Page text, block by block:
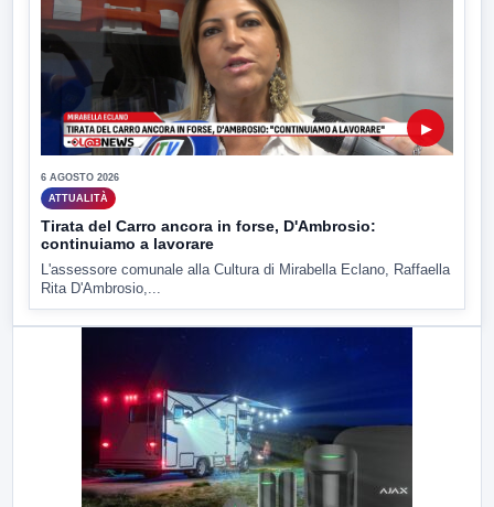
▶
6 AGOSTO 2026
ATTUALITÀ
Tirata del Carro ancora in forse, D'Ambrosio:
continuiamo a lavorare
L'assessore comunale alla Cultura di Mirabella Eclano, Raffaella
Rita D'Ambrosio,...